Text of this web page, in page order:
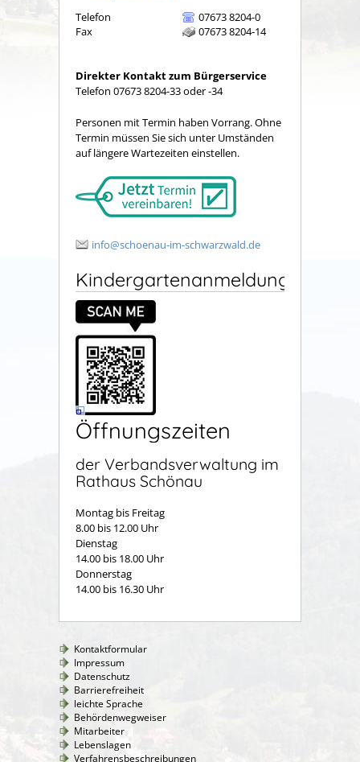
Telefon
07673 8204-0
Fax
07673 8204-14
Direkter Kontakt zum Bürgerservice
Telefon 07673 8204-33 oder -34
Personen mit Termin haben Vorrang. Ohne
Termin müssen Sie sich unter Umständen
auf längere Wartezeiten einstellen.
info@schoenau-im-schwarzwald.de
Kindergartenanmeldung
Öffnungszeiten
der Verbandsverwaltung im
Rathaus Schönau
Montag bis Freitag
8.00 bis 12.00 Uhr
Dienstag
14.00 bis 18.00 Uhr
Donnerstag
14.00 bis 16.30 Uhr
Kontaktformular
Impressum
Datenschutz
Barrierefreiheit
leichte Sprache
Behördenwegweiser
Mitarbeiter
Lebenslagen
Verfahrensbeschreibungen